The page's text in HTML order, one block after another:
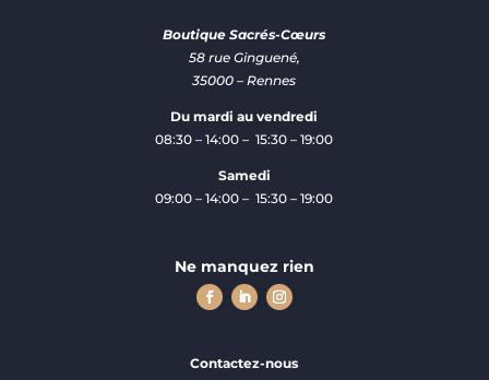
Boutique Sacrés-Cœurs
58 rue Ginguené,
35000 – Rennes
Du mardi au vendredi
08:30 – 14:00 – 15:30 – 19:00
Samedi
09:00 – 14:00 – 15:30 – 19:00
Ne manquez rien
Contactez-nous